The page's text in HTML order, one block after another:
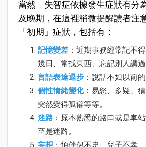
當然，失智症依據發生症狀有分
及晚期，在這裡稍微提醒讀者注
「初期」症狀，包括有：
記憶變差：近期事務經常記不
幾日、常找東西、忘記別人講過
言語表達退步：說話不如以前的
個性情緒變化：易怒、多疑、猜
突然變得孤僻等等。
迷路：原本熟悉的路口或是車
至是迷路。
妄想：怕伴侶不忠、兒子不孝